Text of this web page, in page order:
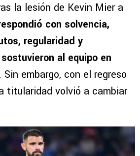
la lesión de Kevin Mier a
con solvencia,
regularidad y
al equipo en
. Sin embargo, con el regreso
titularidad volvió a cambiar